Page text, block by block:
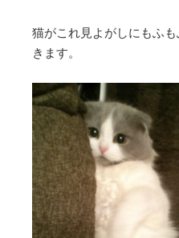
猫がこれ見よがしにもふ
きます。